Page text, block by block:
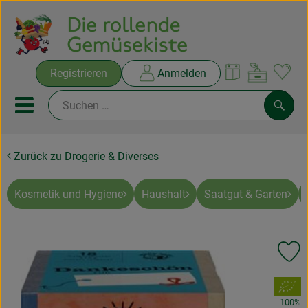
Registrieren Anmelden
Mobiles Menu öffnen oder
Ökokisten
Rezepte
NEUES & ANGEBOTE
Ökokisten
Zurück zu Drogerie & Diverses
Kosmetik und Hygiene Haushalt Saatgut & Garten
, Verband:
100%